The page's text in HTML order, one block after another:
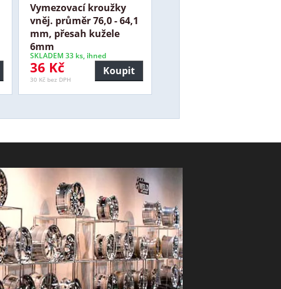
Vymezovací kroužky
vněj. průměr 76,0 - 64,1
mm, přesah kužele
6mm
SKLADEM 33 ks, ihned
36 Kč
30 Kč bez DPH
Koupit